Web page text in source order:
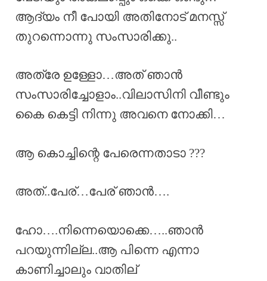
ആദ്യം നീ പോയി അതിനോട് മനസ്സ്
തുറന്നൊന്നു സംസാരിക്കു..
അത്രേ ഉള്ളോ…അത് ഞാൻ
സംസാരിച്ചോളാം..വിലാസിനി വീണ്ടും
കൈ കെട്ടി നിന്നു അവനെ നോക്കി…
ആ കൊച്ചിന്റെ പേരെന്നതാടാ ???
അത്..പേര്…പേര് ഞാൻ….
ഹോ….നിന്നെയൊക്കെ…..ഞാൻ
പറയുന്നില്ല..ആ പിന്നെ എന്നാ
കാണിച്ചാലും വാതില്